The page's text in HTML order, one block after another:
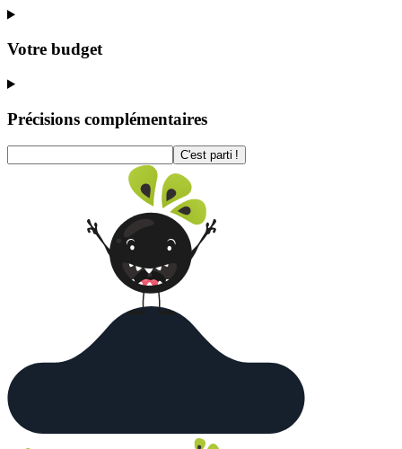
Votre budget
Précisions complémentaires
C'est parti !